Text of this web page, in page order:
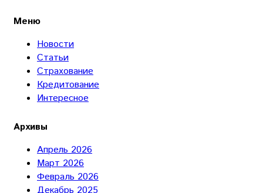
Меню
Новости
Статьи
Страхование
Кредитование
Интересное
Архивы
Апрель 2026
Март 2026
Февраль 2026